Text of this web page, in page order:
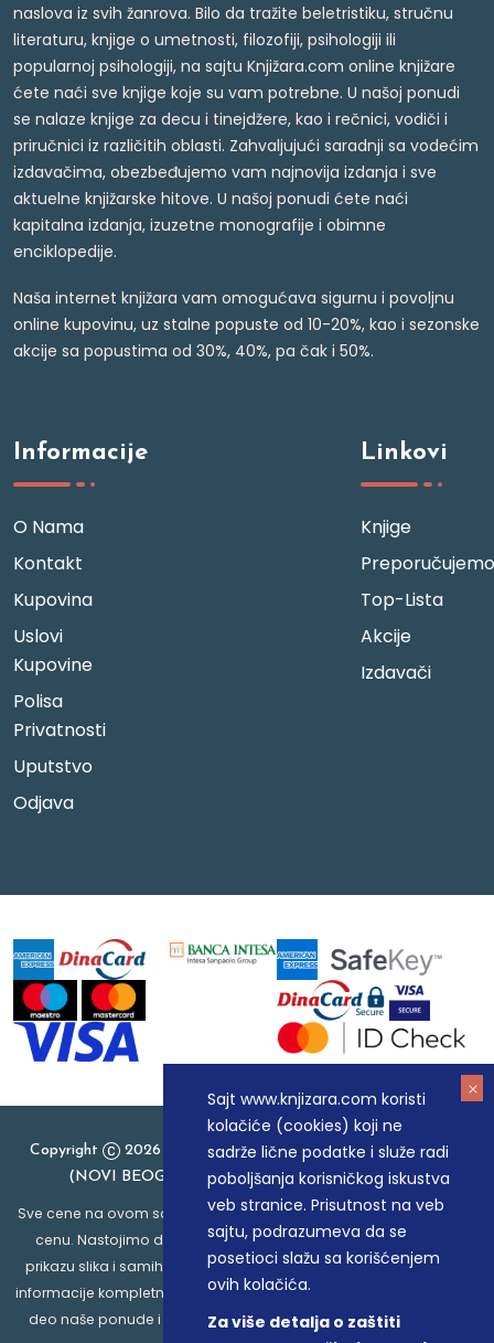
Sajt www.knjizara.com koristi
kolačiće (cookies) koji ne
sadrže lične podatke i služe radi
poboljšanja korisničkog iskustva
veb stranice. Prisutnost na veb
sajtu, podrazumeva da se
posetioci slažu sa korišćenjem
ovih kolačića.
Za više detalja o zaštiti
naslova iz svih žanrova. Bilo da tražite beletristiku, stručnu
literaturu, knjige o umetnosti, filozofiji, psihologiji ili
popularnoj psihologiji, na sajtu Knjižara.com online knjižare
ćete naći sve knjige koje su vam potrebne. U našoj ponudi
se nalaze knjige za decu i tinejdžere, kao i rečnici, vodiči i
priručnici iz različitih oblasti. Zahvaljujući saradnji sa vodećim
izdavačima, obezbeđujemo vam najnovija izdanja i sve
aktuelne knjižarske hitove. U našoj ponudi ćete naći
kapitalna izdanja, izuzetne monografije i obimne
enciklopedije.
Naša internet knjižara vam omogućava sigurnu i povoljnu
online kupovinu, uz stalne popuste od 10-20%, kao i sezonske
akcije sa popustima od 30%, 40%, pa čak i 50%.
Informacije
O Nama
Kontakt
Kupovina
Uslovi
Kupovine
Polisa
Privatnosti
Uputstvo
Odjava
Linkovi
Knjige
Preporučujemo
Top-Lista
Akcije
Izdavači
Copyright
2026 Knjizara.com - MAKART DOO BEOGRAD
(NOVI BEOGRAD), PIB: 105184104, MB: 20337524
Sve cene na ovom sajtu iskazane su u dinarima. PDV je uračunat u
cenu. Nastojimo da budemo što precizniji u opisu proizvoda,
prikazu slika i samih cena, ali ne možemo garantovati da su sve
informacije kompletne i bez grešaka. Svi artikli prikazani na sajtu su
deo naše ponude i ne podrazumeva da su dostupni u svakom